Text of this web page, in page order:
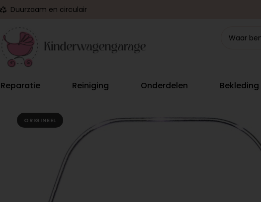
Duurzaam en circulair
Reparatie Reiniging Onderdelen Bekleding
ORIGINEEL